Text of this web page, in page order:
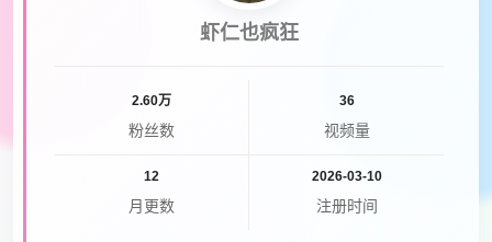
虾仁也疯狂
2.60万
粉丝数
36
视频量
12
月更数
2026-03-10
注册时间